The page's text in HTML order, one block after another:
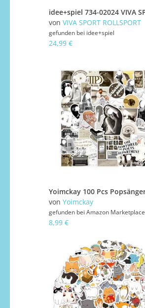
von VIVA SPORT ROLLSPORT
gefunden bei idee+spiel
24,99 €
von Yoimckay
gefunden bei Amazon Marketplace
8,99 €